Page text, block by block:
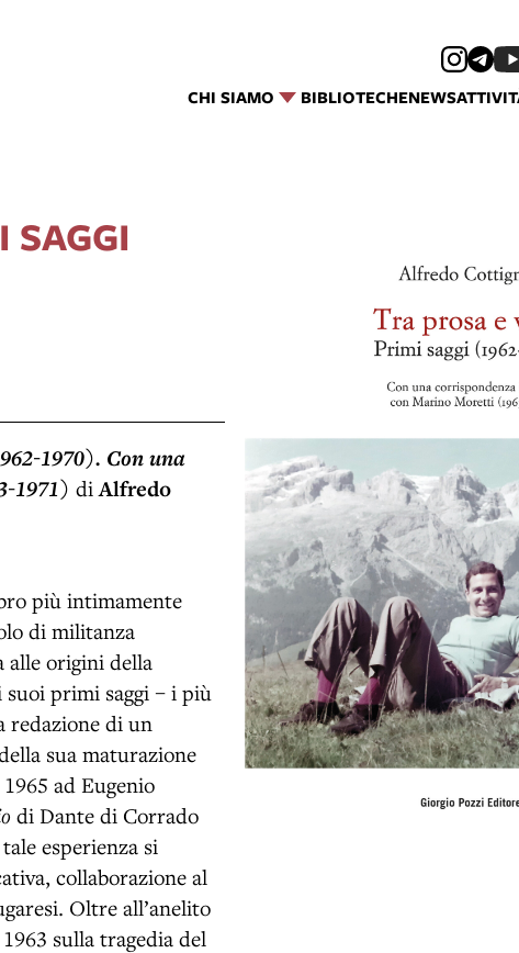
CHI SIAMO BIBLIOTECHENEWS
SAGGI
1970). Con una
1971) di Alfredo
più intimamente
di militanza
alle origini della
primi saggi – i più
redazione di un
sua maturazione
ad Eugenio
di Dante di Corrado
esperienza si
collaborazione al
Oltre all’anelito
sulla tragedia del